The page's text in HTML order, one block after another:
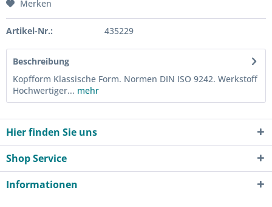
Merken
Artikel-Nr.: 435229
Beschreibung
Kopfform Klassische Form. Normen DIN ISO 9242. Werkstoff
Hochwertiger... mehr
Hier finden Sie uns
Shop Service
Informationen